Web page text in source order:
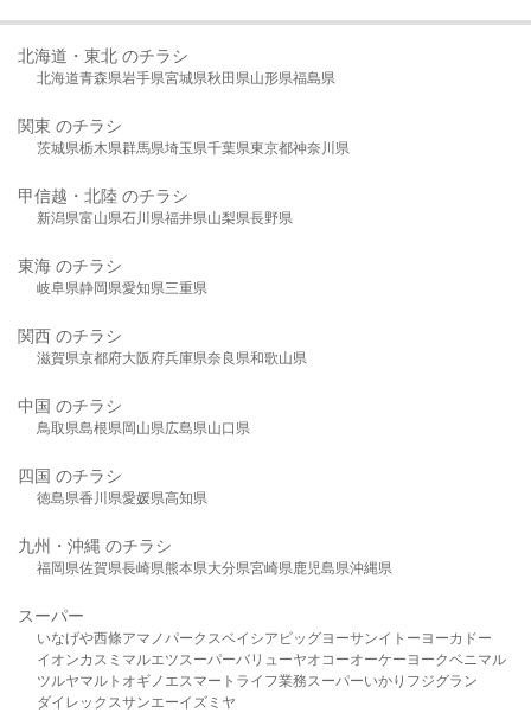
北海道・東北 のチラシ
北海道青森県岩手県宮城県秋田県山形県福島県
関東 のチラシ
茨城県栃木県群馬県埼玉県千葉県東京都神奈川県
甲信越・北陸 のチラシ
新潟県富山県石川県福井県山梨県長野県
東海 のチラシ
岐阜県静岡県愛知県三重県
関西 のチラシ
滋賀県京都府大阪府兵庫県奈良県和歌山県
中国 のチラシ
鳥取県島根県岡山県広島県山口県
四国 のチラシ
徳島県香川県愛媛県高知県
九州・沖縄 のチラシ
福岡県佐賀県長崎県熊本県大分県宮崎県鹿児島県沖縄県
スーパー
いなげや西條アマノパークスベイシア ビッグヨーサンイトーヨーカドー
イオンカスミ マルエツスーパーバリューヤオコーオーケー ヨークベニマル
ツルヤマルト オギノ エスマート ライフ業務スーパーいかり フジグラン
ダイレックスサンエーイズミヤ